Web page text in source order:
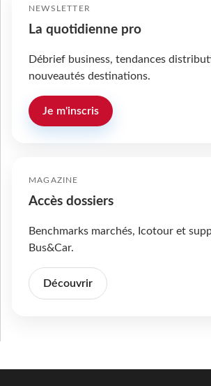
NEWSLETTER
La quotidienne pro
Débrief business, tendances
nouveautés destinations.
Je m'inscris
MAGAZINE
Accès dossiers
Benchmarks marchés, Icotour et
Bus&Car.
Découvrir